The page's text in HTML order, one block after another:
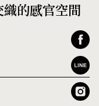
的感官空間